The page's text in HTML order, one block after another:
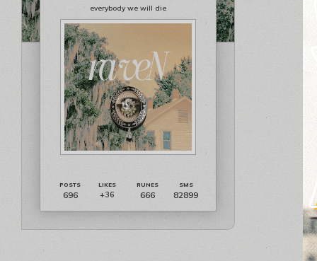
everybody we will die
696 +36 666 82899